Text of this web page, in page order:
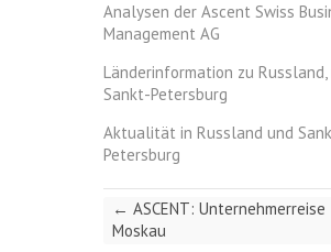
Analysen der Ascent Swiss
Management AG
Länderinformation zu Russland,
Sankt-Petersburg
Aktualität in Russland und
Petersburg
← ASCENT: Unternehmerreise
Moskau